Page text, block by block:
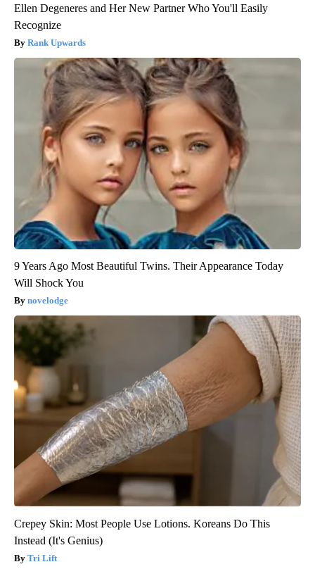
Ellen Degeneres and Her New Partner Who You'll Easily
Recognize
Rank Upwards
9 Years Ago Most Beautiful Twins. Their Appearance Today
Will Shock You
novelodge
Crepey Skin: Most People Use Lotions. Koreans Do This
Instead (It's Genius)
Tri Lift